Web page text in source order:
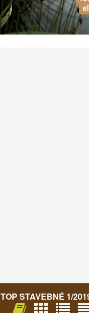
TOP STAVEBNÉ 1/